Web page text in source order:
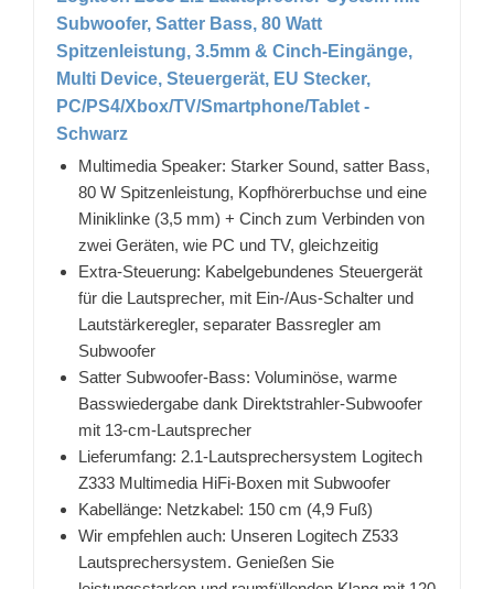
Subwoofer, Satter Bass, 80 Watt
Spitzenleistung, 3.5mm & Cinch-Eingänge,
Multi Device, Steuergerät, EU Stecker,
PC/PS4/Xbox/TV/Smartphone/Tablet -
Schwarz
Multimedia Speaker: Starker Sound, satter Bass,
80 W Spitzenleistung, Kopfhörerbuchse und eine
Miniklinke (3,5 mm) + Cinch zum Verbinden von
zwei Geräten, wie PC und TV, gleichzeitig
Extra-Steuerung: Kabelgebundenes Steuergerät
für die Lautsprecher, mit Ein-/Aus-Schalter und
Lautstärkeregler, separater Bassregler am
Subwoofer
Satter Subwoofer-Bass: Voluminöse, warme
Basswiedergabe dank Direktstrahler-Subwoofer
mit 13-cm-Lautsprecher
Lieferumfang: 2.1-Lautsprechersystem Logitech
Z333 Multimedia HiFi-Boxen mit Subwoofer
Kabellänge: Netzkabel: 150 cm (4,9 Fuß)
Wir empfehlen auch: Unseren Logitech Z533
Lautsprechersystem. Genießen Sie